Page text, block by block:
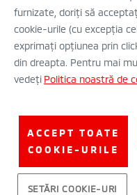
Eticheta Europeana a
Solutionarea alternativa a
Solutionarea online a
furnizate, doriți să
cookie-urile (cu excepția
exprimați opțiunea prin
din dreapta. Pentru mai
vedeți Politica noastră de
ACCEPT TOATE
COOKIE-URILE
SETĂRI COOKIE-URI